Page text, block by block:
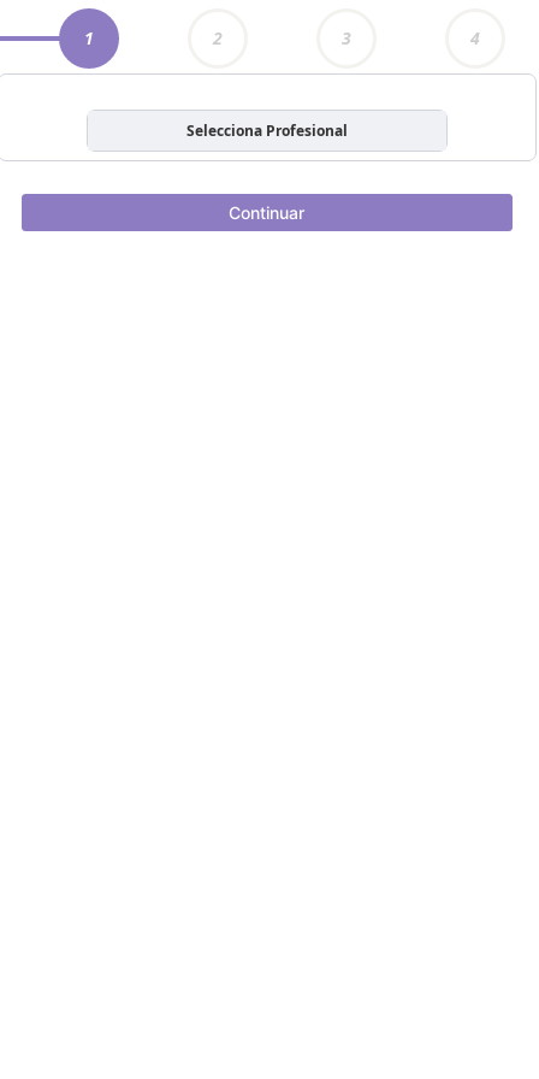
1 2 3 4
Selecciona Profesional
Continuar